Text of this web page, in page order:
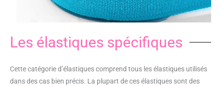
Les élastiques spécifiques
Cette catégorie d’élastiques comprend tous les élastiques utilisés
dans des cas bien précis. La plupart de ces élastiques sont des